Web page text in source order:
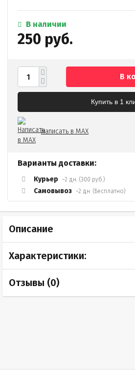
В наличии
250 руб.
В
Купить в 1
Написать в MAX
Варианты доставки:
Курьер ~2 дн. (300 руб.)
Самовывоз ~2 дн. (Бесплатно)
Описание
Характеристики:
Отзывы (0)